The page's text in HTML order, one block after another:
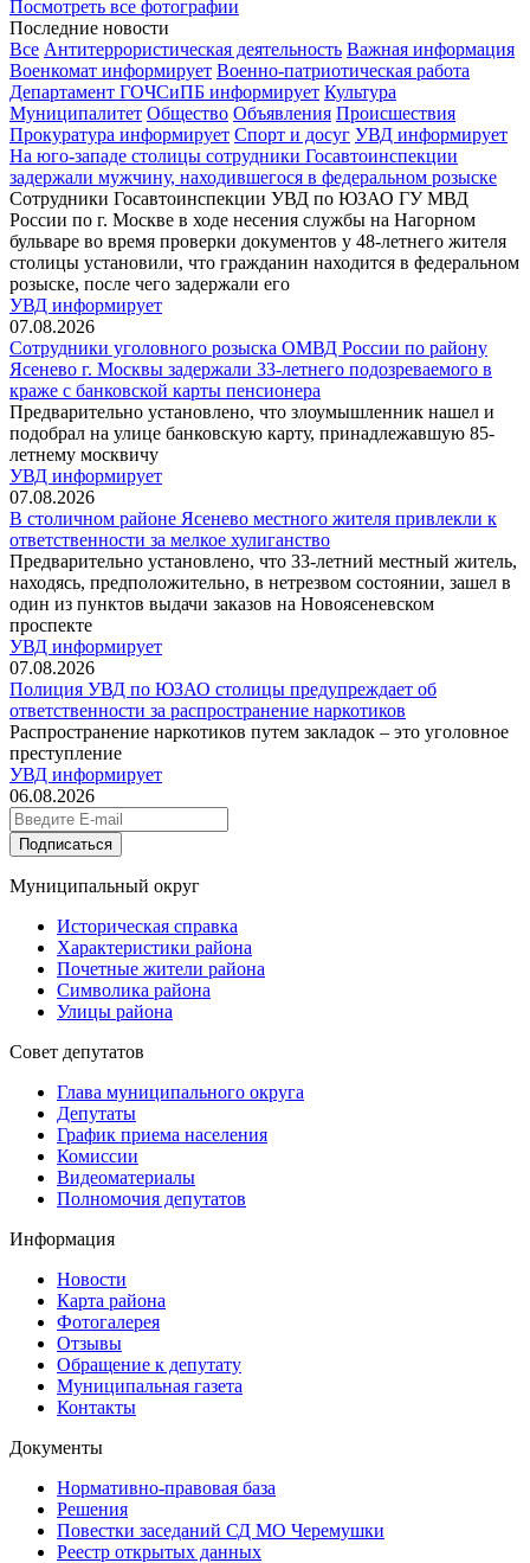
Посмотреть все фотографии
Последние новости
Все Антитеррористическая деятельность Важная информация
Военкомат информирует Военно-патриотическая работа
Департамент ГОЧСиПБ информирует Культура
Муниципалитет Общество Объявления Происшествия
Прокуратура информирует Спорт и досуг УВД информирует
На юго-западе столицы сотрудники Госавтоинспекции
задержали мужчину, находившегося в федеральном розыске
Сотрудники Госавтоинспекции УВД по ЮЗАО ГУ МВД
России по г. Москве в ходе несения службы на Нагорном
бульваре во время проверки документов у 48-летнего жителя
столицы установили, что гражданин находится в федеральном
розыске, после чего задержали его
УВД информирует
07.08.2026
Сотрудники уголовного розыска ОМВД России по району
Ясенево г. Москвы задержали 33-летнего подозреваемого в
краже с банковской карты пенсионера
Предварительно установлено, что злоумышленник нашел и
подобрал на улице банковскую карту, принадлежавшую 85-
летнему москвичу
УВД информирует
07.08.2026
В столичном районе Ясенево местного жителя привлекли к
ответственности за мелкое хулиганство
Предварительно установлено, что 33-летний местный житель,
находясь, предположительно, в нетрезвом состоянии, зашел в
один из пунктов выдачи заказов на Новоясеневском
проспекте
УВД информирует
07.08.2026
Полиция УВД по ЮЗАО столицы предупреждает об
ответственности за распространение наркотиков
Распространение наркотиков путем закладок – это уголовное
преступление
УВД информирует
06.08.2026
Подписаться
Муниципальный округ
Историческая справка
Характеристики района
Почетные жители района
Символика района
Улицы района
Совет депутатов
Глава муниципального округа
Депутаты
График приема населения
Комиссии
Видеоматериалы
Полномочия депутатов
Информация
Новости
Карта района
Фотогалерея
Отзывы
Обращение к депутату
Муниципальная газета
Контакты
Документы
Нормативно-правовая база
Решения
Повестки заседаний СД МО Черемушки
Реестр открытых данных